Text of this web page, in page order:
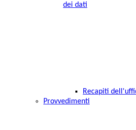
dei dati
Recapiti
Provvedimenti